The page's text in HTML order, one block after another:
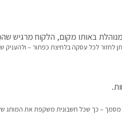
באותו מקום, הלקוח מרגיש
לחזור לכל עסקה בלחיצת כפתור – ולהעניק
מסמך – כך שכל חשבונית משקפת את המותג